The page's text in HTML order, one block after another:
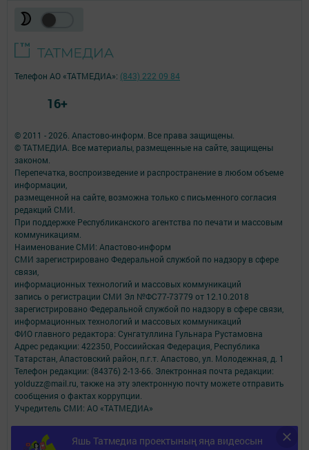
Яшь Татмедиа проектының яңа видеосын
© 2011 - 2026. Апастово-информ. Все права защищены.
© ТАТМЕДИА. Все материалы, размещенные на сайте, защищены
законом.
Перепечатка, воспроизведение и распространение в любом объеме
информации,
размещенной на сайте, возможна только с письменного согласия
редакций СМИ.
При поддержке Республиканского агентства по печати и массовым
коммуникациям.
Наименование СМИ: Апастово-информ
СМИ зарегистрировано Федеральной службой по надзору в сфере
связи,
информационных технологий и массовых коммуникаций
запись о регистрации СМИ Эл №ФС77-73779 от 12.10.2018
зарегистрировано Федеральной службой по надзору в сфере связи,
информационных технологий и массовых коммуникаций
ФИО главного редактора: Сунгатуллина Гульнара Рустамовна
Адрес редакции: 422350, Россиийская Федерация, Республика
Татарстан, Апастовский район, п.г.т. Апастово, ул. Молодежная, д. 1
Телефон редакции: (84376) 2-13-66. Электронная почта редакции:
yolduzz@mail.ru, также на эту электронную почту можете отправить
сообщения о фактах коррупции.
Учредитель СМИ: АО «ТАТМЕДИА»
Антикоррупционная политика
АО «ТАТМЕДИА» использует «cookie»для персонализации сервисов и
Телефон АО «ТАТМЕДИА»: (843) 222 09 84
16+